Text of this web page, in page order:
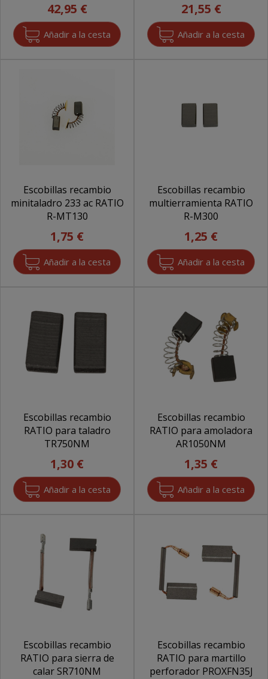
42,95 € 21,55 €
Escobillas recambio
minitaladro 233 ac RATIO
R-MT130
1,75 €
Escobillas recambio
multierramienta RATIO
R-M300
1,25 €
Escobillas recambio
RATIO para taladro
TR750NM
1,30 €
Escobillas recambio
RATIO para amoladora
AR1050NM
1,35 €
Escobillas recambio
RATIO para sierra de
calar SR710NM
Escobillas recambio
RATIO para martillo
perforador PROXFN35J